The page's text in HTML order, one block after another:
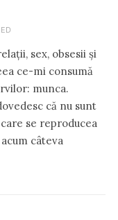
sex, obsesii și
ce-mi consumă
munca.
că nu sunt
se reproducea
câteva